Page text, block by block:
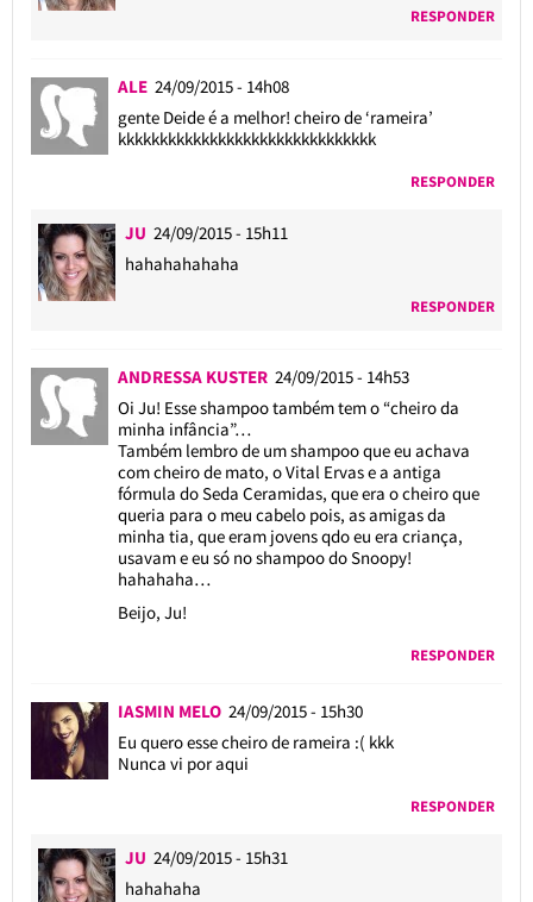
RESPONDER
ALE 24/09/2015 - 14h08
gente Deide é a melhor! cheiro de ‘rameira’
kkkkkkkkkkkkkkkkkkkkkkkkkkkkkkk
RESPONDER
JU 24/09/2015 - 15h11
hahahahahaha
RESPONDER
ANDRESSA KUSTER 24/09/2015 - 14h53
Oi Ju! Esse shampoo também tem o “cheiro da
minha infância”…
Também lembro de um shampoo que eu achava
com cheiro de mato, o Vital Ervas e a antiga
fórmula do Seda Ceramidas, que era o cheiro que
queria para o meu cabelo pois, as amigas da
minha tia, que eram jovens qdo eu era criança,
usavam e eu só no shampoo do Snoopy!
hahahaha…
Beijo, Ju!
RESPONDER
IASMIN MELO 24/09/2015 - 15h30
Eu quero esse cheiro de rameira :( kkk
Nunca vi por aqui
RESPONDER
JU 24/09/2015 - 15h31
hahahaha